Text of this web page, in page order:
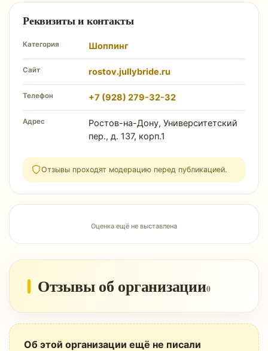
Реквизиты и контакты
Категория Шоппинг
Сайт rostov.jullybride.ru
Телефон +7 (928) 279-32-32
Адрес
Ростов-на-Дону, Университетский
пер., д. 137, корп.1
Отзывы проходят модерацию перед публикацией.
Оценка ещё не выставлена
Отзывы об организации0
Об этой организации ещё не писали